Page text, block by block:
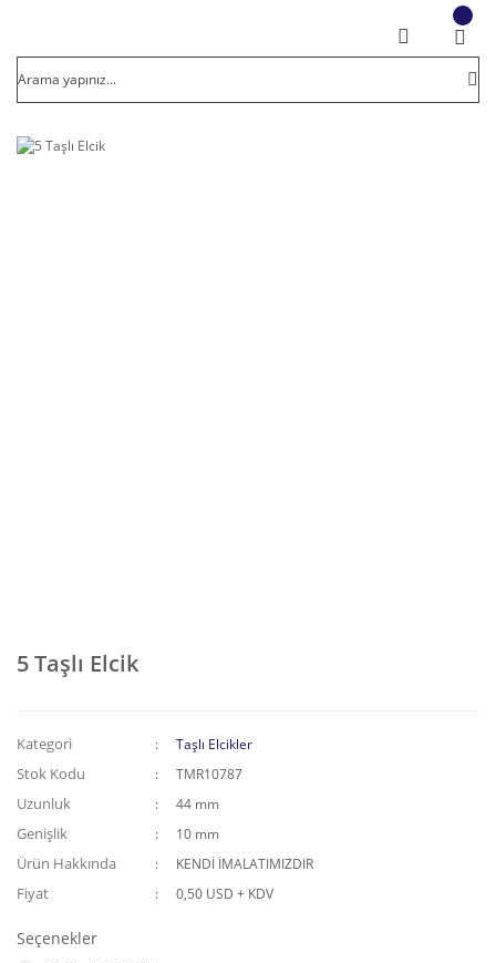
5 Taşlı Elcik
Kategori Taşlı Elcikler
Stok Kodu TMR10787
Uzunluk 44 mm
Genişlik 10 mm
Ürün Hakkında KENDİ İMALATIMIZDIR
Fiyat 0,50 USD + KDV
Seçenekler